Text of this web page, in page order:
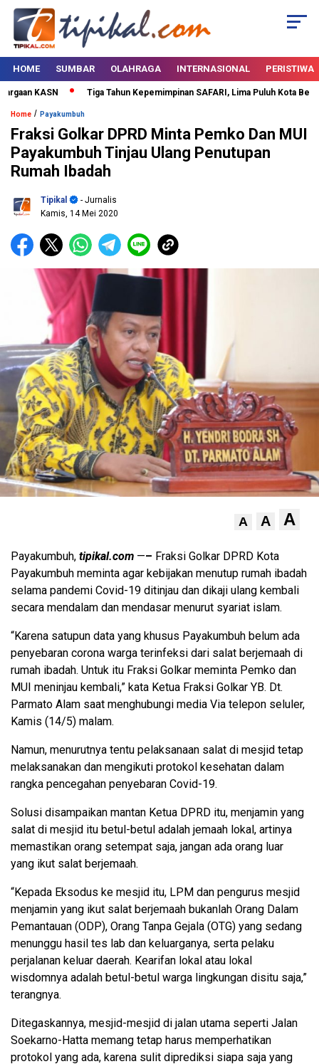
HOME SUMBAR OLAHRAGA INTERNASIONAL PERISTIWA
KASN Tiga Tahun Kepemimpinan SAFARI, Lima Puluh Kota
Home / Payakumbuh
Fraksi Golkar DPRD Minta Pemko Dan MUI
Payakumbuh Tinjau Ulang Penutupan
Rumah Ibadah
Tipikal
- Jurnalis
Kamis, 14 Mei 2020
A A A
Payakumbuh, tipikal.com —– Fraksi Golkar DPRD Kota
Payakumbuh meminta agar kebijakan menutup rumah ibadah
selama pandemi Covid-19 ditinjau dan dikaji ulang kembali
secara mendalam dan mendasar menurut syariat islam.
“Karena satupun data yang khusus Payakumbuh belum ada
penyebaran corona warga terinfeksi dari salat berjemaah di
rumah ibadah. Untuk itu Fraksi Golkar meminta Pemko dan
MUI meninjau kembali,” kata Ketua Fraksi Golkar YB. Dt.
Parmato Alam saat menghubungi media Via telepon seluler,
Kamis (14/5) malam.
Namun, menurutnya tentu pelaksanaan salat di mesjid tetap
melaksanakan dan mengikuti protokol kesehatan dalam
rangka pencegahan penyebaran Covid-19.
Solusi disampaikan mantan Ketua DPRD itu, menjamin yang
salat di mesjid itu betul-betul adalah jemaah lokal, artinya
memastikan orang setempat saja, jangan ada orang luar
yang ikut salat berjemaah.
“Kepada Eksodus ke mesjid itu, LPM dan pengurus mesjid
menjamin yang ikut salat berjemaah bukanlah Orang Dalam
Pemantauan (ODP), Orang Tanpa Gejala (OTG) yang sedang
menunggu hasil tes lab dan keluarganya, serta pelaku
perjalanan keluar daerah. Kearifan lokal atau lokal
wisdomnya adalah betul-betul warga lingkungan disitu saja,”
terangnya.
Ditegaskannya, mesjid-mesjid di jalan utama seperti Jalan
Soekarno-Hatta memang tetap harus memperhatikan
protokol yang ada, karena sulit diprediksi siapa saja yang